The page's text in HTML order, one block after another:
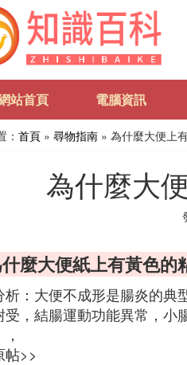
站首頁 電腦資訊
： 首頁 » 尋物指南 » 為什麼大便上
為什麼大
麼大便紙上有黃色的
析：大便不成形是腸炎的典
受，結腸運動功能異常，小
帖>>